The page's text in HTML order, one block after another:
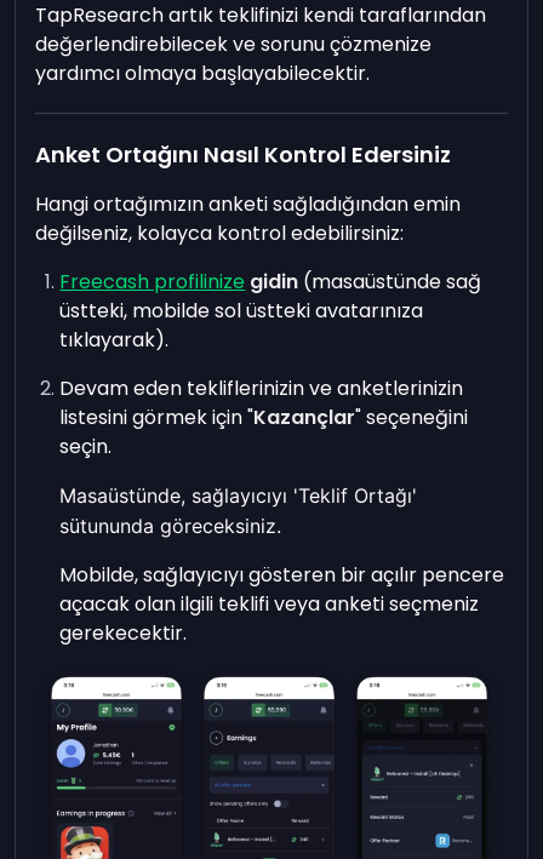
TapResearch artık teklifinizi kendi taraflarından
değerlendirebilecek ve sorunu çözmenize
yardımcı olmaya başlayabilecektir.
Anket Ortağını Nasıl Kontrol Edersiniz
Hangi ortağımızın anketi sağladığından emin
değilseniz, kolayca kontrol edebilirsiniz:
Freecash profilinize gidin (masaüstünde sağ
üstteki, mobilde sol üstteki avatarınıza
tıklayarak).
Devam eden tekliflerinizin ve anketlerinizin
listesini görmek için "Kazançlar" seçeneğini
seçin.
Masaüstünde, sağlayıcıyı 'Teklif Ortağı'
sütununda göreceksiniz.
Mobilde, sağlayıcıyı gösteren bir açılır pencere
açacak olan ilgili teklifi veya anketi seçmeniz
gerekecektir.